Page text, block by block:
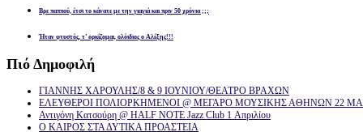
Βρε παππού, έτσι το κάνατε με την γιαγιά και πριν 50 χρόνια ;;;
Ήταν φτυστός, τ’ ορκίζομαι, ολόιδιος ο Αλέξης!!!
Πιό Δημοφιλή
ΓΙΑΝΝΗΣ ΧΑΡΟΥΛΗΣ/8 & 9 ΙΟΥΝΙΟΥ/ΘΕΑΤΡΟ ΒΡΑΧΩΝ
ΕΛΕΥΘΕΡΟΙ ΠΟΛΙΟΡΚΗΜΕΝΟΙ @ ΜΕΓΑΡΟ ΜΟΥΣΙΚΗΣ ΑΘΗΝΩΝ 22
Αντιγόνη Κατσούρη @ HALF NOTE Jazz Club 1 Απριλίου
Ο ΚΑΙΡΟΣ ΣΤΑ ΔΥΤΙΚΑ ΠΡΟΑΣΤΕΙΑ